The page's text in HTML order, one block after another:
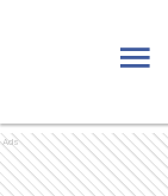
Ads